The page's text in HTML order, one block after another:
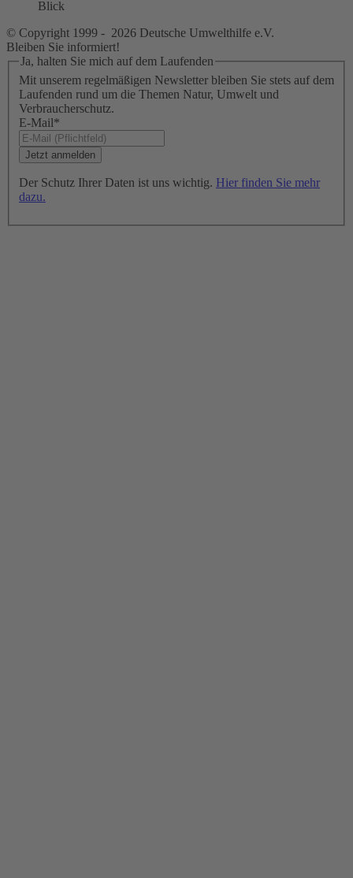
© Copyright 1999 - 2026 Deutsche Umwelthilfe e.V.
Bleiben Sie informiert!
Ja, halten Sie mich auf dem Laufenden
Mit unserem regelmäßigen Newsletter bleiben Sie stets auf dem
Laufenden rund um die Themen Natur, Umwelt und
Verbraucherschutz.
E-Mail*
Der Schutz Ihrer Daten ist uns wichtig. Hier finden Sie mehr
dazu.